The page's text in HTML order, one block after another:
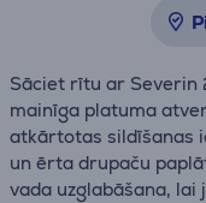
Sāciet rītu ar Severin
mainīga platuma
atkārtotas sildīšanas
un ērta drupaču
vada uzglabāšana,